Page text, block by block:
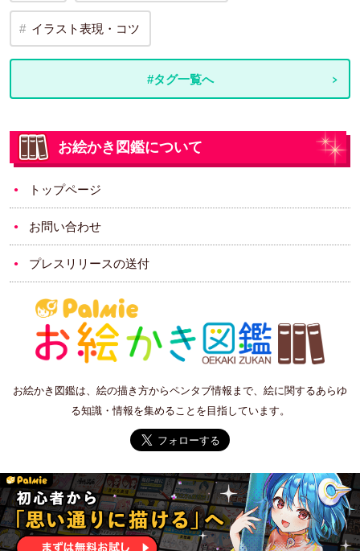
イラスト表現・コツ
#タグ一覧へ
お絵かき図鑑について
トップページ
お問い合わせ
プレスリリースの送付
お絵かき図鑑は、絵の描き方からペンタブ情報まで、絵に関するあらゆ
る知識・情報を集めることを目指しています。